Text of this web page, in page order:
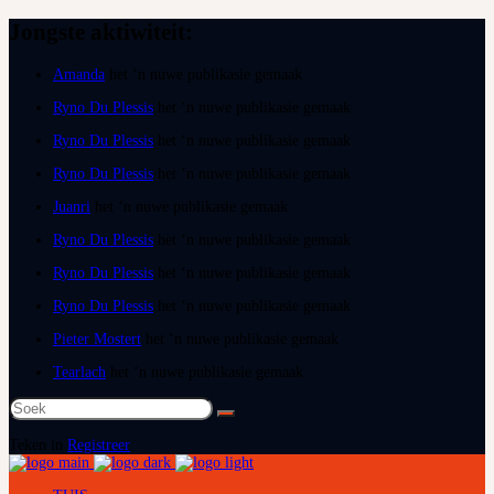
Amanda
Ryno Du Plessis
Ryno Du Plessis
Ryno Du Plessis
Juanri
Ryno Du Plessis
Ryno Du Plessis
Ryno Du Plessis
Pieter Mostert
Tearlach
Registreer